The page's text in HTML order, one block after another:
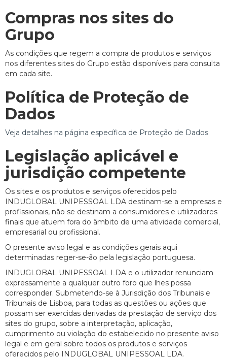
Compras nos sites do
Grupo
As condições que regem a compra de produtos e serviços
nos diferentes sites do Grupo estão disponíveis para consulta
em cada site.
Política de Proteção de
Dados
Veja detalhes na página específica de Proteção de Dados
Legislação aplicável e
jurisdição competente
Os sites e os produtos e serviços oferecidos pelo
INDUGLOBAL UNIPESSOAL LDA destinam-se a empresas e
profissionais, não se destinam a consumidores e utilizadores
finais que atuem fora do âmbito de uma atividade comercial,
empresarial ou profissional.
O presente aviso legal e as condições gerais aqui
determinadas reger-se-ão pela legislação portuguesa.
INDUGLOBAL UNIPESSOAL LDA e o utilizador renunciam
expressamente a qualquer outro foro que lhes possa
corresponder. Submetendo-se à Jurisdição dos Tribunais e
Tribunais de Lisboa, para todas as questões ou ações que
possam ser exercidas derivadas da prestação de serviço dos
sites do grupo, sobre a interpretação, aplicação,
cumprimento ou violação do estabelecido no presente aviso
legal e em geral sobre todos os produtos e serviços
oferecidos pelo INDUGLOBAL UNIPESSOAL LDA.